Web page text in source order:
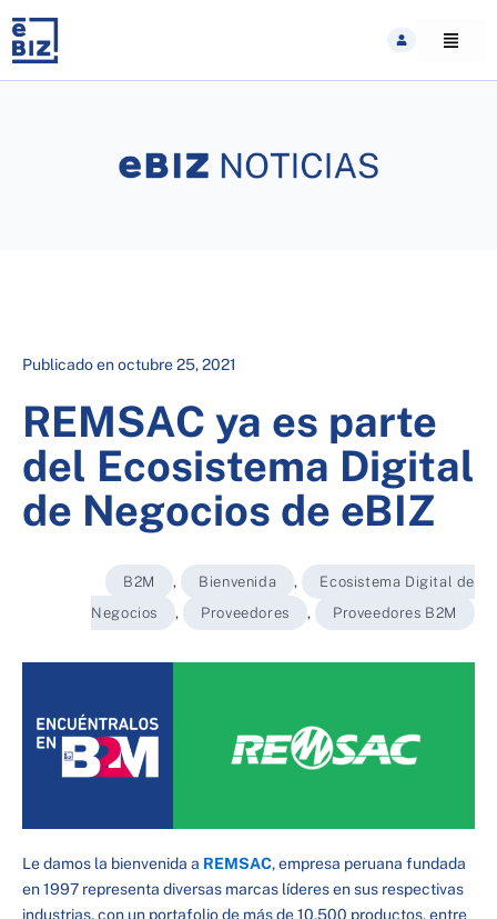
content
Publicado enoctubre 25, 2021
REMSAC ya es parte
del Ecosistema Digital
de Negocios de eBIZ
B2M , Bienvenida ,
Ecosistema Digital de
Negocios
, Proveedores , Proveedores B2M
Le damos la bienvenida a REMSAC, empresa peruana fundada
en 1997 representa diversas marcas líderes en sus respectivas
industrias, con un portafolio de más de 10,500 productos, entre